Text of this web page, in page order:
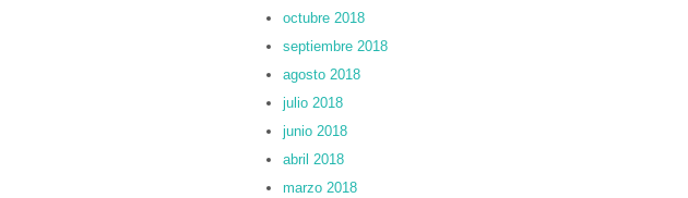
octubre 2018
septiembre 2018
agosto 2018
julio 2018
junio 2018
abril 2018
marzo 2018